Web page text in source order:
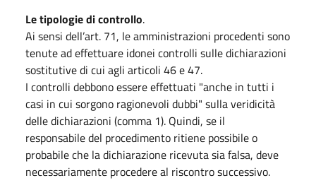
Le tipologie di controllo.
Ai sensi dell’art. 71, le amministrazioni procedenti sono
tenute ad effettuare idonei controlli sulle dichiarazioni
sostitutive di cui agli articoli 46 e 47.
I controlli debbono essere effettuati "anche in tutti i
casi in cui sorgono ragionevoli dubbi" sulla veridicità
delle dichiarazioni (comma 1). Quindi, se il
responsabile del procedimento ritiene possibile o
probabile che la dichiarazione ricevuta sia falsa, deve
necessariamente procedere al riscontro successivo.